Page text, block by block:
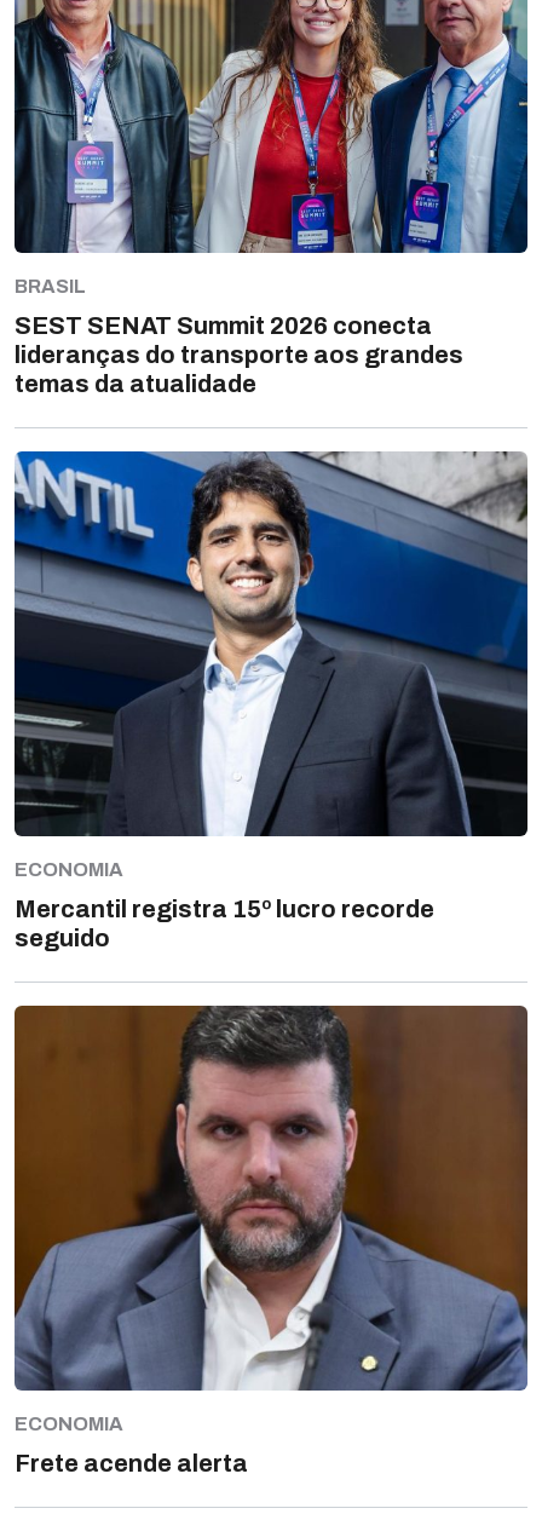
BRASIL
SEST SENAT Summit 2026 conecta
lideranças do transporte aos grandes
temas da atualidade
ECONOMIA
Mercantil registra 15º lucro recorde
seguido
ECONOMIA
Frete acende alerta